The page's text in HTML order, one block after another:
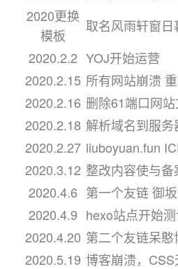
2020更换
模板
取名风雨轩窗日
2020.2.2 YOJ开始运营
2020.2.15 所有网站崩溃
2020.2.16 删除61端口网
2020.2.18 解析域名到服务
2020.2.27 liuboyuan.fun
2020.3.12 整改内容使与
2020.4.6 第一个友链 御
2020.4.9 hexo站点开始
2020.4.20 第二个友链呆憨
2020.5.19 博客崩溃，